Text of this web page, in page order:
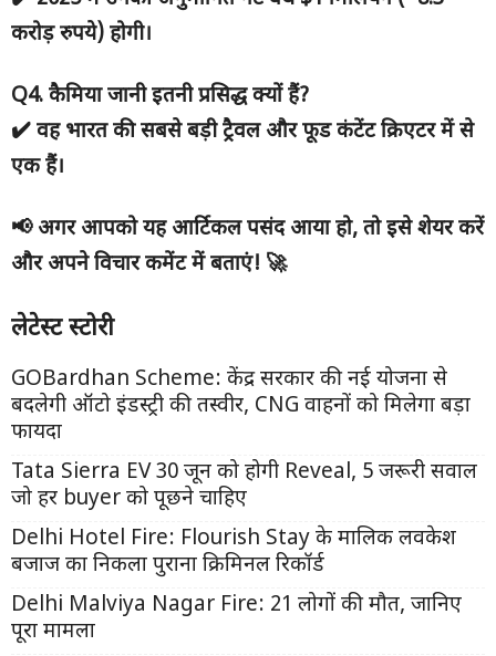
करोड़ रुपये) होगी।
Q4. कैमिया जानी इतनी प्रसिद्ध क्यों हैं?
✔️ वह भारत कीसबसे बड़ी ट्रैवल और फूड कंटेंट क्रिएटरमें से
एक हैं।
📢 अगर आपको यह आर्टिकल पसंद आया हो, तो इसे शेयर करें
और अपने विचार कमेंट में बताएं! 🚀
लेटेस्ट स्टोरी
GOBardhan Scheme: केंद्र सरकार की नई योजना से
बदलेगी ऑटो इंडस्ट्री की तस्वीर, CNG वाहनों को मिलेगा बड़ा
फायदा
Tata Sierra EV 30 जून को होगी Reveal, 5 जरूरी सवाल
जो हर buyer को पूछने चाहिए
Delhi Hotel Fire: Flourish Stay के मालिक लवकेश
बजाज का निकला पुराना क्रिमिनल रिकॉर्ड
Delhi Malviya Nagar Fire: 21 लोगों की मौत, जानिए
पूरा मामला